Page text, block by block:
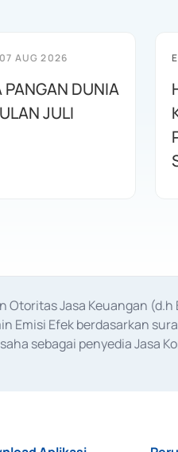
07 AUG 2026
PANGAN DUNIA
JULI
Jasa Keuangan (d.h
Emisi Efek berdasarkan
sebagai penyedia Jasa